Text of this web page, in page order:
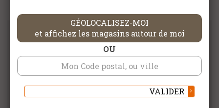
DANS LA MÊME CATÉGORIE
GÉOLOCALISEZ-MOI
et affichez les magasins autour de moi
OU
VALIDER